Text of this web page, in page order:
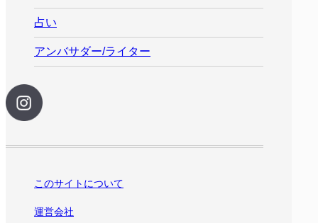
占い
アンバサダー/ライター
このサイトについて
運営会社